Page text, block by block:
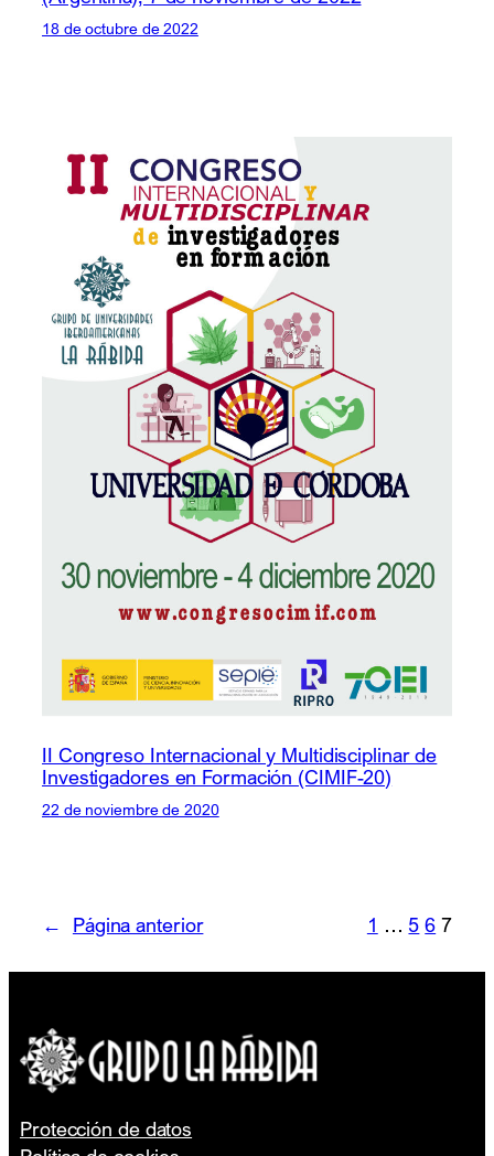
18 de octubre de 2022
II Congreso Internacional y Multidisciplinar de
Investigadores en Formación (CIMIF-20)
22 de noviembre de 2020
← Página anterior 1 … 5 6 7
Protección de datos